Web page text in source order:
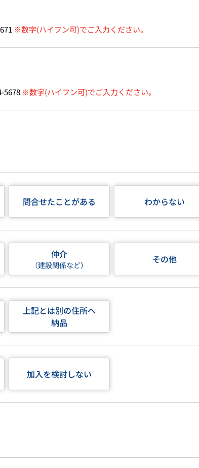
※数字(ハイフン可)でご入力ください。
5678※数字(ハイフン可)でご入力ください。
問合せたことがある わからない
仲介
（建設関係など） その他
上記とは別の住所へ
納品
加入を検討しない